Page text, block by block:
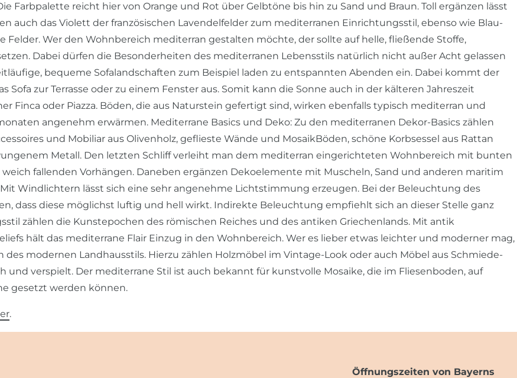
Farbpalette reicht hier von Orange und Rot über Gelbtöne bis hin zu Sand und Braun. Toll ergänzen lässt
auch das Violett der französischen Lavendelfelder zum mediterranen Einrichtungsstil, ebenso wie Blau-
Felder. Wer den Wohnbereich mediterran gestalten möchte, der sollte auf helle, fließende Stoffe,
Dabei dürfen die Besonderheiten des mediterranen Lebensstils natürlich nicht außer Acht gelassen
bequeme Sofalandschaften zum Beispiel laden zu entspannten Abenden ein. Dabei kommt der
zur Terrasse oder zu einem Fenster aus. Somit kann die Sonne auch in der kälteren Jahreszeit
Finca oder Piazza. Böden, die aus Naturstein gefertigt sind, wirken ebenfalls typisch mediterran und
angenehm erwärmen. Mediterrane Basics und Deko: Zu den mediterranen Dekor-Basics zählen
und Mobiliar aus Olivenholz, geflieste Wände und MosaikBöden, schöne Korbsessel aus Rattan
Metall. Den letzten Schliff verleiht man dem mediterran eingerichteten Wohnbereich mit bunten
fallenden Vorhängen. Daneben ergänzen Dekoelemente mit Muscheln, Sand und anderen maritim
Windlichtern lässt sich eine sehr angenehme Lichtstimmung erzeugen. Bei der Beleuchtung des
dass diese möglichst luftig und hell wirkt. Indirekte Beleuchtung empfiehlt sich an dieser Stelle ganz
zählen die Kunstepochen des römischen Reiches und des antiken Griechenlands. Mit antik
hält das mediterrane Flair Einzug in den Wohnbereich. Wer es lieber etwas leichter und moderner mag,
modernen Landhausstils. Hierzu zählen Holzmöbel im Vintage-Look oder auch Möbel aus Schmiede-
und verspielt. Der mediterrane Stil ist auch bekannt für kunstvolle Mosaike, die im Fliesenboden, auf
gesetzt werden können.
.
Öffnungszeiten von Bayerns